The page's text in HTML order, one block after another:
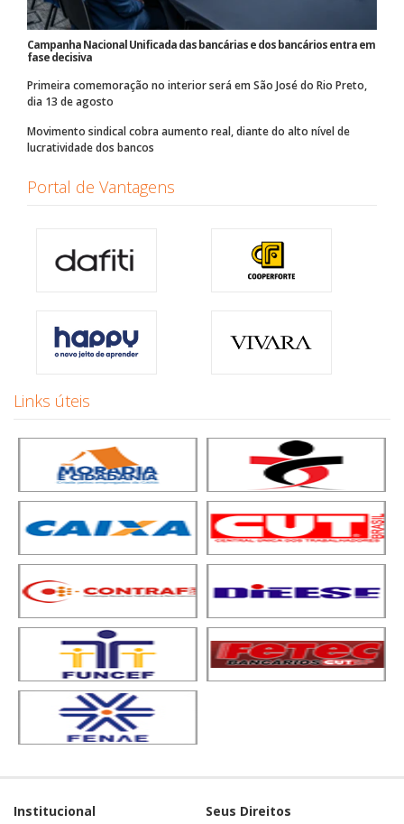
Campanha Nacional Unificada das bancárias e dos bancários entra em
fase decisiva
Primeira comemoração no interior será em São José do Rio Preto,
dia 13 de agosto
Movimento sindical cobra aumento real, diante do alto nível de
lucratividade dos bancos
Portal de Vantagens
Links úteis
Institucional Seus Direitos